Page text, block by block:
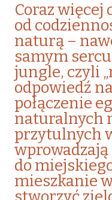
Coraz więcej
od
naturą –
samym
jungle, czyli
odpowiedź
połączenie
naturalnych
przytulnych
do
mieszkanie